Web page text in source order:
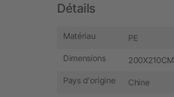
Détails
Matériau PE
Dimensions 200X210CM
Pays d'origine Chine